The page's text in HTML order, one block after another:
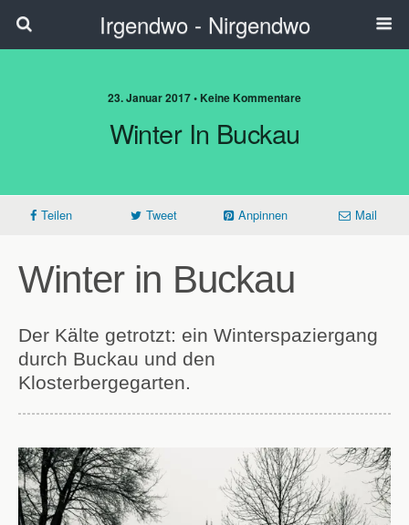
Irgendwo - Nirgendwo
23. Januar 2017 • Keine Kommentare
Winter In Buckau
Teilen Tweet Anpinnen Mail
Winter in Buckau
Der Kälte getrotzt: ein Winterspaziergang
durch Buckau und den
Klosterbergegarten.